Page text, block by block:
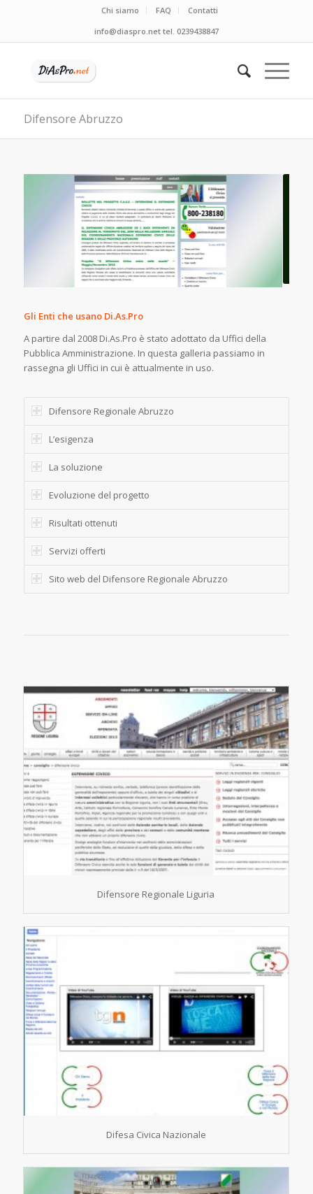
Chi siamo FAQ
Contatti
info@diaspro.net tel. 0239438847
Difensore Abruzzo
Gli Enti che usano Di.As.Pro
A partire dal 2008 Di.As.Pro è stato adottato da Uffici della
Pubblica Amministrazione. In questa galleria passiamo in
rassegna gli Uffici in cui è attualmente in uso.
Difensore Regionale Abruzzo
L’esigenza
La soluzione
Evoluzione del progetto
Risultati ottenuti
Servizi offerti
Sito web del Difensore Regionale Abruzzo
Difensore Regionale Liguria
Difesa Civica Nazionale